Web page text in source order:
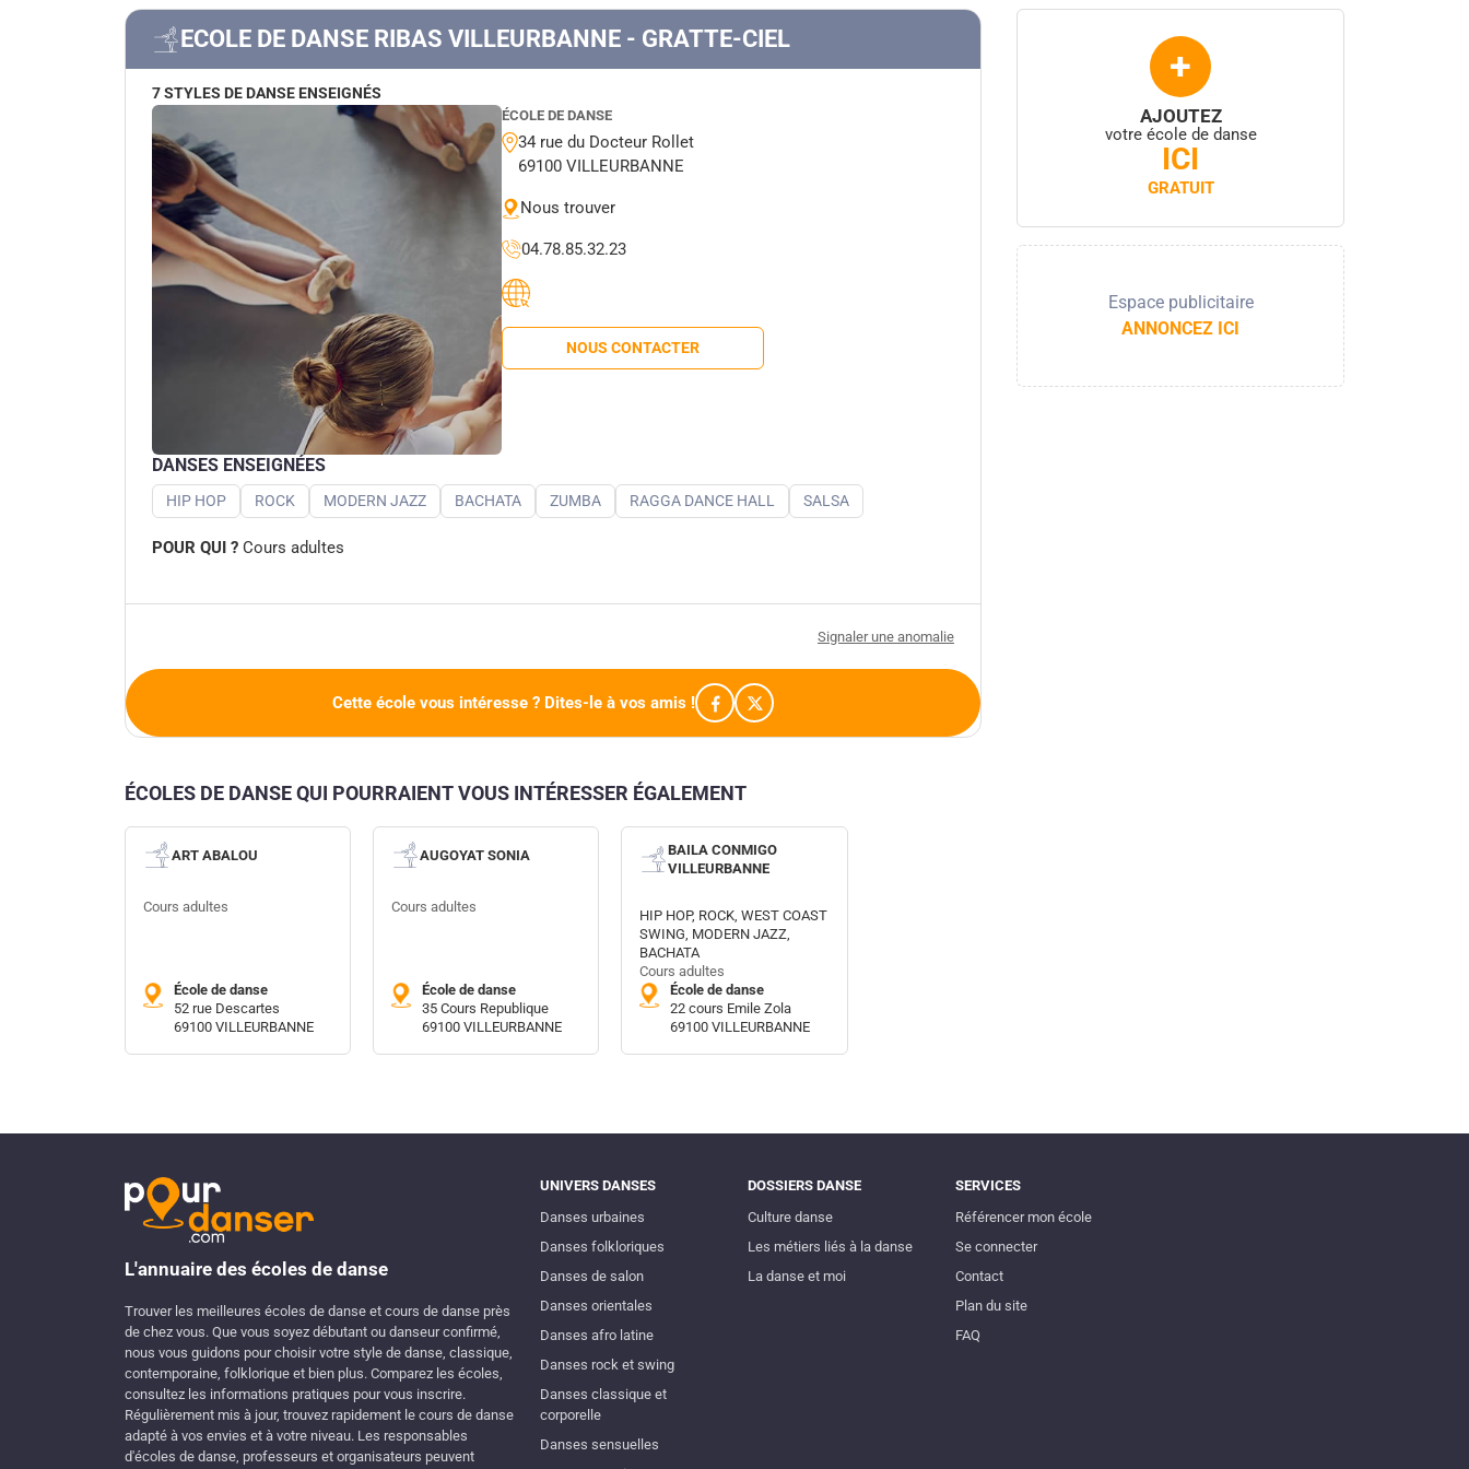
ECOLE DE DANSE RIBAS VILLEURBANNE - GRATTE-CIEL
7 STYLES DE DANSE ENSEIGNÉS
ÉCOLE DE DANSE
34 rue du Docteur Rollet
69100 VILLEURBANNE
Nous trouver
04.78.85.32.23
NOUS CONTACTER
DANSES ENSEIGNÉES
HIP HOP ROCK MODERN JAZZ BACHATA ZUMBA RAGGA DANCE HALL SALSA
POUR QUI ? Cours adultes
Signaler une anomalie
Cette école vous intéresse ? Dites-le à vos amis !
+
AJOUTEZ
votre école de danse
ICI
GRATUIT
Espace publicitaire
ANNONCEZ ICI
ÉCOLES DE DANSE QUI POURRAIENT VOUS INTÉRESSER ÉGALEMENT
ART ABALOU
Cours adultes
École de danse
52 rue Descartes
69100 VILLEURBANNE
AUGOYAT SONIA
Cours adultes
École de danse
35 Cours Republique
69100 VILLEURBANNE
BAILA CONMIGO
VILLEURBANNE
HIP HOP, ROCK, WEST COAST
SWING, MODERN JAZZ,
BACHATA
Cours adultes
École de danse
22 cours Emile Zola
69100 VILLEURBANNE
L'annuaire des écoles de danse
Trouver les meilleures écoles de danse et cours de danse près
de chez vous. Que vous soyez débutant ou danseur confirmé,
nous vous guidons pour choisir votre style de danse, classique,
contemporaine, folklorique et bien plus. Comparez les écoles,
consultez les informations pratiques pour vous inscrire.
Régulièrement mis à jour, trouvez rapidement le cours de danse
adapté à vos envies et à votre niveau. Les responsables
d'écoles de danse, professeurs et organisateurs peuvent
UNIVERS DANSES
Danses urbaines
Danses folkloriques
Danses de salon
Danses orientales
Danses afro latine
Danses rock et swing
Danses classique et
corporelle
Danses sensuelles
DOSSIERS DANSE
Culture danse
Les métiers liés à la danse
La danse et moi
SERVICES
Référencer mon école
Se connecter
Contact
Plan du site
FAQ